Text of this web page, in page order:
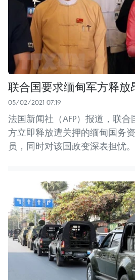
联合国要求缅甸军方释放
05/02/2021 07:19
法国新闻社（AFP）报道，联
方立即释放遭关押的缅甸国务
员，同时对该国政变深表担忧。